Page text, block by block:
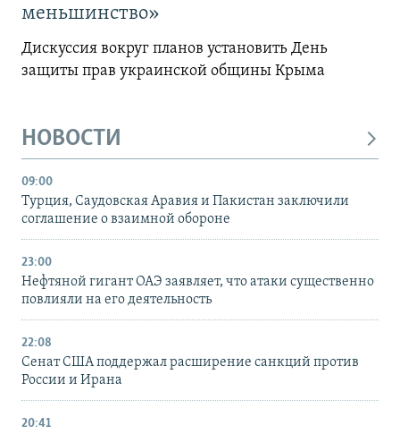
меньшинство»
Дискуссия вокруг планов установить День
защиты прав украинской общины Крыма
НОВОСТИ
09:00
Турция, Саудовская Аравия и Пакистан заключили
соглашение о взаимной обороне
23:00
Нефтяной гигант ОАЭ заявляет, что атаки существенно
повлияли на его деятельность
22:08
Сенат США поддержал расширение санкций против
России и Ирана
20:41